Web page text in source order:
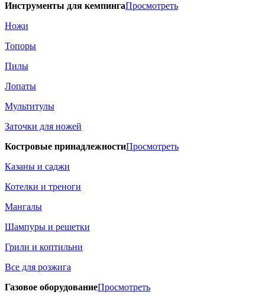
Инструменты для кемпингаПросмотреть
Ножи
Топоры
Пилы
Лопаты
Мультитулы
Заточки для ножей
Костровые принадлежностиПросмотреть
Казаны и саджи
Котелки и треноги
Мангалы
Шампуры и решетки
Грили и коптильни
Все для розжига
Газовое оборудованиеПросмотреть